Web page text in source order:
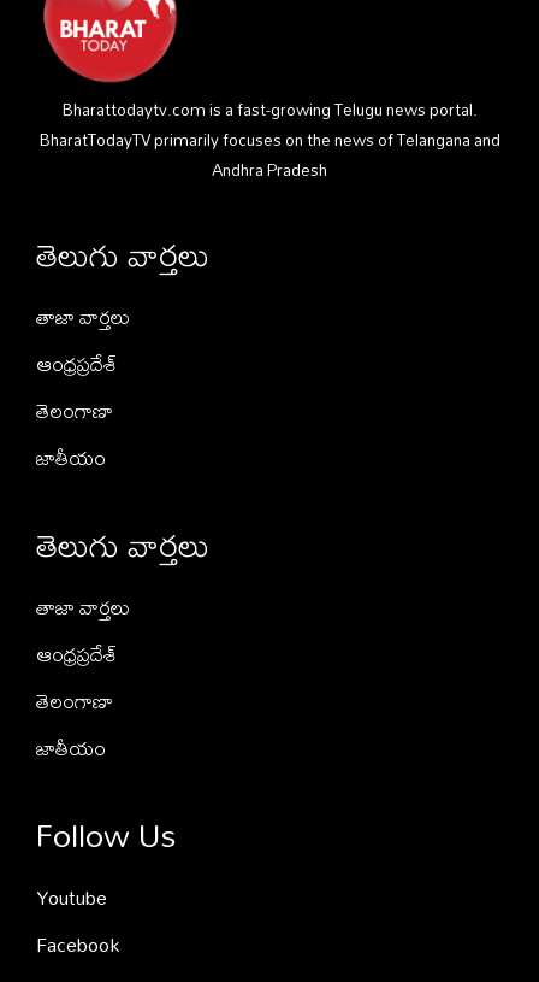
Bharattodaytv.com is a fast-growing Telugu news portal.
BharatTodayTV primarily focuses on the news of Telangana and
Andhra Pradesh
తెలుగు వార్తలు
తాజా వార్తలు
ఆంధ్రప్రదేశ్
తెలంగాణా
జాతీయం
తెలుగు వార్తలు
తాజా వార్తలు
ఆంధ్రప్రదేశ్
తెలంగాణా
జాతీయం
Follow Us
Youtube
Facebook